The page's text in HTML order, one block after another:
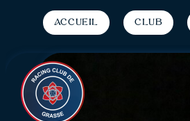
Accueil Club